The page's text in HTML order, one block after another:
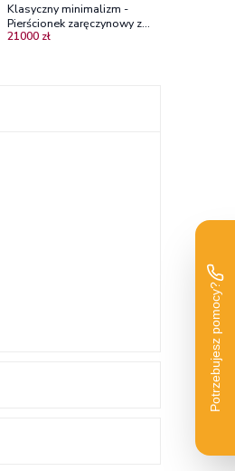
Klasyczny minimalizm -
Pierścionek zaręczynowy z
różowego złota z diamentem 0,50
21000 zł